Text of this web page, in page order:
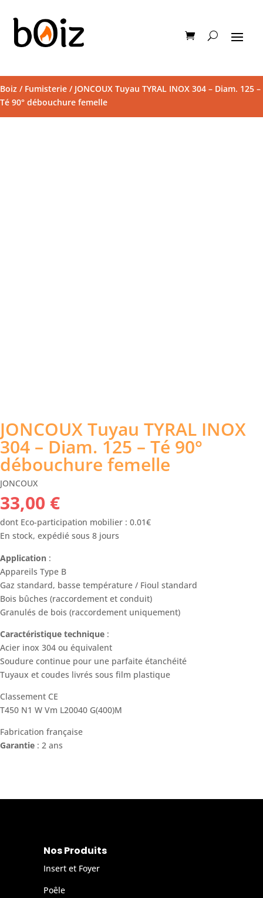
Boiz / Fumisterie / JONCOUX Tuyau TYRAL INOX 304 – Diam. 125 –
Té 90° débouchure femelle
JONCOUX Tuyau TYRAL INOX
304 – Diam. 125 – Té 90°
débouchure femelle
JONCOUX
33,00 €
dont Eco-participation mobilier : 0.01€
En stock, expédié sous 8 jours
Application :
Appareils Type B
Gaz standard, basse température / Fioul standard
Bois bûches (raccordement et conduit)
Granulés de bois (raccordement uniquement)
Caractéristique technique :
Acier inox 304 ou équivalent
Soudure continue pour une parfaite étanchéité
Tuyaux et coudes livrés sous film plastique
Classement CE
T450 N1 W Vm L20040 G(400)M
Fabrication française
Garantie : 2 ans
Nos Produits
Insert et Foyer
Poêle